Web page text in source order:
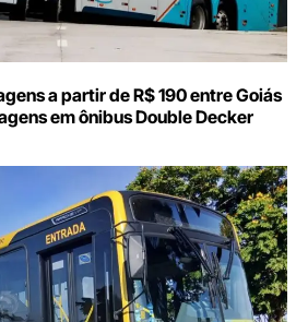
a partir de R$ 190 entre Goiás
em ônibus Double Decker